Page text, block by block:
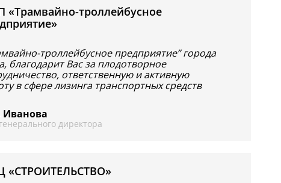
«Трамвайно-троллейбусное
троллейбусное предприятие” города
благодарит Вас за плодотворное
ответственную и активную
в сфере лизинга транспортных средств
директора
«СТРОИТЕЛЬСТВО»